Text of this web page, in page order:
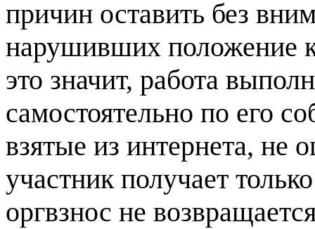
причин оставить без
нарушивших положение
это значит, работа
самостоятельно по его
взятые из интернета, не
участник получает
оргвзнос не